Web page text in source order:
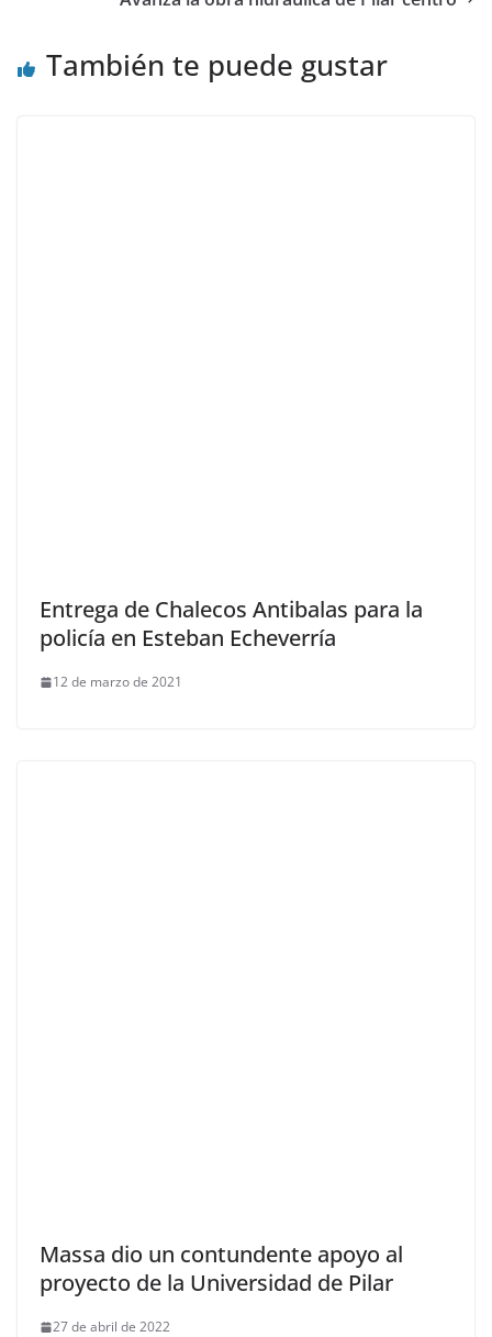
También te puede gustar
Entrega de Chalecos Antibalas para la
policía en Esteban Echeverría
12 de marzo de 2021
Massa dio un contundente apoyo al
proyecto de la Universidad de Pilar
27 de abril de 2022